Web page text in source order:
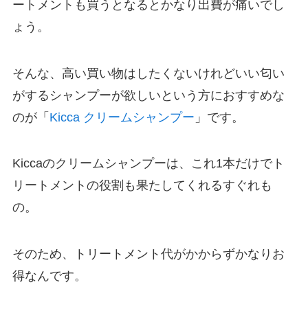
ートメントも買うとなるとかなり出費が痛いでし
ょう。
そんな、高い買い物はしたくないけれどいい匂い
がするシャンプーが欲しいという方におすすめな
のが「 Kicca クリームシャンプー 」です。
Kiccaのクリームシャンプーは、これ1本だけでト
リートメントの役割も果たしてくれるすぐれも
の。
そのため、トリートメント代がかからずかなりお
得なんです。